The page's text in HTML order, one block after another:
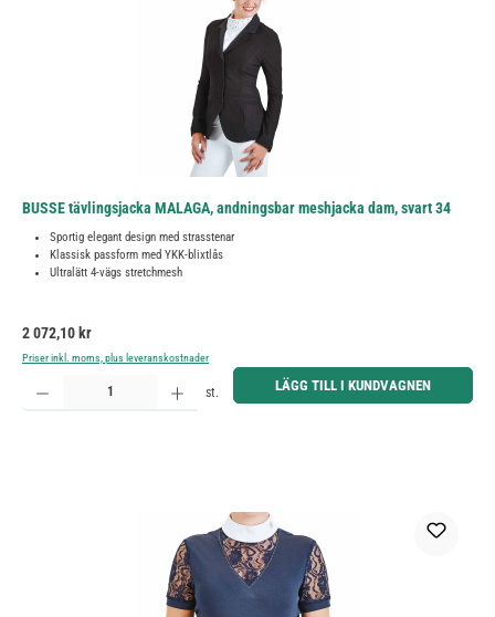
BUSSE tävlingsjacka MALAGA, andningsbar meshjacka dam, svart 34
Sportig elegant design med strasstenar
Klassisk passform med YKK-blixtlås
Ultralätt 4-vägs stretchmesh
Ordinarie pris:
2 072,10 kr
Priser inkl. moms, plus leveranskostnader
Produktkvantitet: Ange önskat belopp eller använd knapparna för att öka eller minska kvantiteten.
st. LÄGG TILL I KUNDVAGNEN